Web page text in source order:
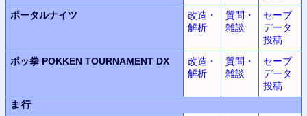
ポータルナイツ
改造・
解析
質問・
雑談
セーブ
データ
投稿
ポッ拳 POKKEN TOURNAMENT DX
改造・
解析
質問・
雑談
セーブ
データ
投稿
ま行